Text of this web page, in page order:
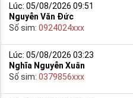
Lúc: 05/08/2026 09:51
Nguyễn Văn Đức
Số sim: 0924024xxx
Lúc: 05/08/2026 03:23
Nghĩa Nguyễn Xuân
Số sim: 0379856xxx